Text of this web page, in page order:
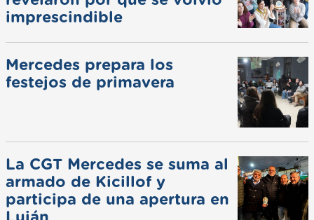
imprescindible
Mercedes prepara los
festejos de primavera
La CGT Mercedes se suma al
armado de Kicillof y
participa de una apertura en